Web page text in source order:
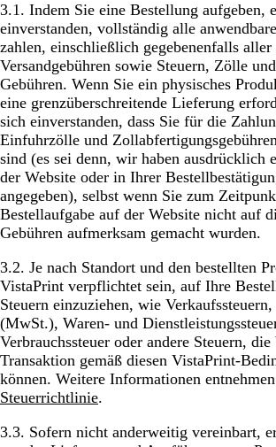
3.1. Indem Sie eine Bestellung aufgeben,
einverstanden, vollständig alle
zahlen, einschließlich gegebenenfalls aller
Versandgebühren sowie Steuern, Zölle
Gebühren. Wenn Sie ein physisches
eine grenzüberschreitende Lieferung
sich einverstanden, dass Sie für die
Einfuhrzölle und
sind (es sei denn, wir haben ausdrücklich
der Website oder in Ihrer
angegeben), selbst wenn Sie zum
Bestellaufgabe auf der Website nicht auf
Gebühren aufmerksam gemacht wurden.
3.2. Je nach Standort und den bestellten
VistaPrint verpflichtet sein, auf Ihre
Steuern einzuziehen, wie
(MwSt.), Waren- und
Verbrauchssteuer oder andere Steuern,
Transaktion gemäß diesen VistaPrint-
können. Weitere Informationen
Steuerrichtlinie.
3.3. Sofern nicht anderweitig vereinbart,